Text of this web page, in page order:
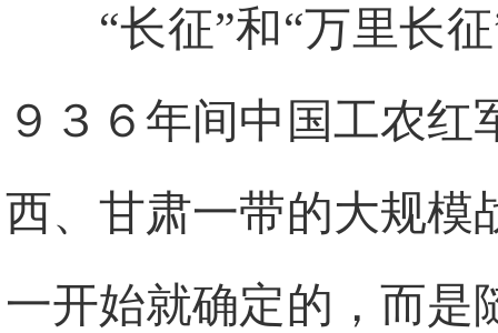
“长征”和“万里长
９３６年间中国工农
西、甘肃一带的大规模
一开始就确定的，而是